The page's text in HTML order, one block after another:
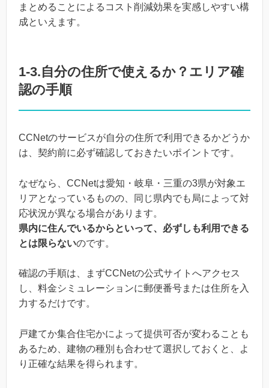
まとめることによるコスト削減効果を実感しやすい構
成といえます。
1-3.自分の住所で使えるか？エリア確
認の手順
CCNetのサービスが自分の住所で利用できるかどうか
は、契約前に必ず確認しておきたいポイントです。
なぜなら、CCNetは愛知・岐阜・三重の3県が対象エ
リアとなっているものの、同じ県内でも局によって対
応状況が異なる場合があります。
県内に住んでいるからといって、必ずしも利用できる
とは限らないのです。
確認の手順は、まずCCNetの公式サイトへアクセス
し、料金シミュレーションに郵便番号または住所を入
力するだけです。
戸建てか集合住宅かによって提供可否が変わることも
あるため、建物の種別も合わせて選択しておくと、よ
り正確な結果を得られます。